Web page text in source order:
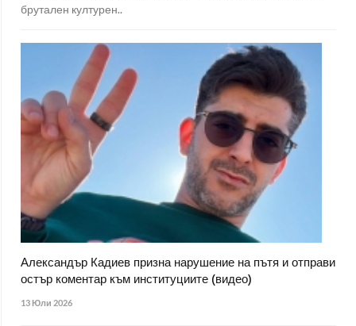
брутален културен..
Александър Кадиев призна нарушение на пътя и отправи
остър коментар към институциите (видео)
13 Юли 2026